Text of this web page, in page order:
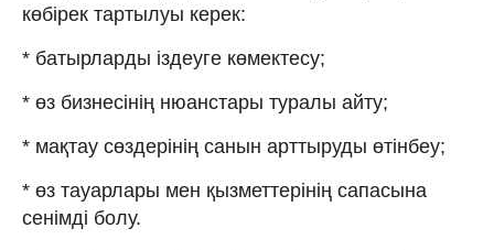
көбірек тартылуы керек:
* батырларды іздеуге көмектесу;
* өз бизнесінің нюанстары туралы айту;
* мақтау сөздерінің санын арттыруды өтінбеу;
* өз тауарлары мен қызметтерінің сапасына
сенімді болу.